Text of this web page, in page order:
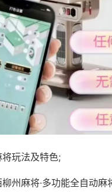
玩法及特色;
柳州麻将·多功能全自动